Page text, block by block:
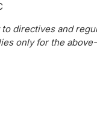
directives and
only for the